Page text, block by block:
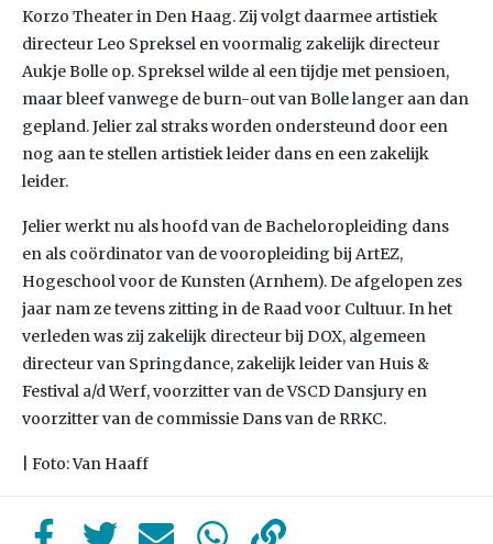
Korzo Theater in Den Haag. Zij volgt daarmee artistiek
directeur Leo Spreksel en voormalig zakelijk directeur
Aukje Bolle op. Spreksel wilde al een tijdje met pensioen,
maar bleef vanwege de burn-out van Bolle langer aan dan
gepland. Jelier zal straks worden ondersteund door een
nog aan te stellen artistiek leider dans en een zakelijk
leider.
Jelier werkt nu als hoofd van de Bacheloropleiding dans
en als coördinator van de vooropleiding bij ArtEZ,
Hogeschool voor de Kunsten (Arnhem). De afgelopen zes
jaar nam ze tevens zitting in de Raad voor Cultuur. In het
verleden was zij zakelijk directeur bij DOX, algemeen
directeur van Springdance, zakelijk leider van Huis &
Festival a/d Werf, voorzitter van de VSCD Dansjury en
voorzitter van de commissie Dans van de RRKC.
| Foto: Van Haaff